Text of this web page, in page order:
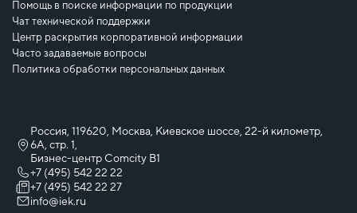
Помощь в поиске информации по продукции
Чат технической поддержки
Центр раскрытия корпоративной информации
Часто задаваемые вопросы
Политика обработки персональных данных
Россия, 119620, Москва, Киевское шоссе, 22-й километр,
6А, стр. 1,
Бизнес-центр Comcity B1
+7 (495) 542 22 22
+7 (495) 542 22 27
info@iek.ru